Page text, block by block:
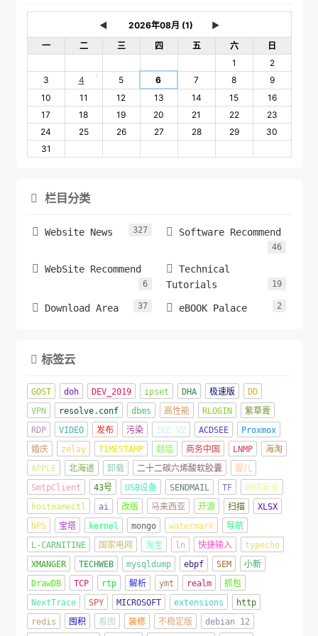
◄
►
一
二 三 四 五 六
日
1
2
3
4 1 5 6 7 8
9
10
11 12 13 14 15
16
17
18 19 20 21 22
23
24
25 26 27 28 29
30
31
 栏目分类
 Website News 327  Software Recommend
46
 WebSite Recommend
6

Technical
Tutorials
19
 Download Area 37  eBOOK Palace 2
 标签云
GOST doh DEV_2019 ipset DHA 极速版
DD
VPN
resolve.conf dbms 高性能 RLOGIN
紫草膏
RDP
VIDEO 发布 污染 IKE V2 ACDSEE
Proxmox
婚庆
zelay TIMESTAMP 翻墙 商务中国 LNMP
海淘
APPLE
北海道 卸载 二十二碳六烯酸软胶囊
婴儿
SmtpClient
43号 USB设备 SENDMAIL TF
网络安全
hostnamectl
ai 改版 马来西亚 开源 扫描
XLSX
NPS
宝塔 kernel mongo watermark
导航
L-CARNITINE
国家电网 淘宝 ln 快捷输入
typecho
XMANGER
TECHWEB mysqldump ebpf SEM
小新
DrawDB
TCP rtp 解析 ymt realm
抓包
NextTrace
SPY MICROSOFT extensions
http
redis
囤积 看图 装修 不稳定版
debian 12